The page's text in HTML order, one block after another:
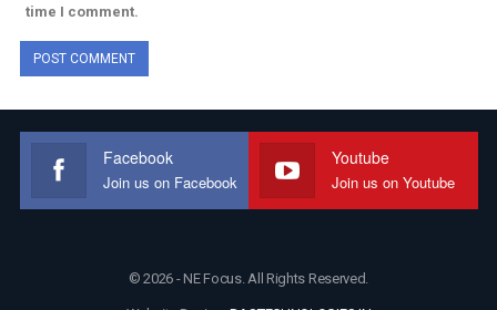
time I comment.
Facebook
Join us on Facebook
Youtube
Join us on Youtube
© 2026 - NE Focus. All Rights Reserved.